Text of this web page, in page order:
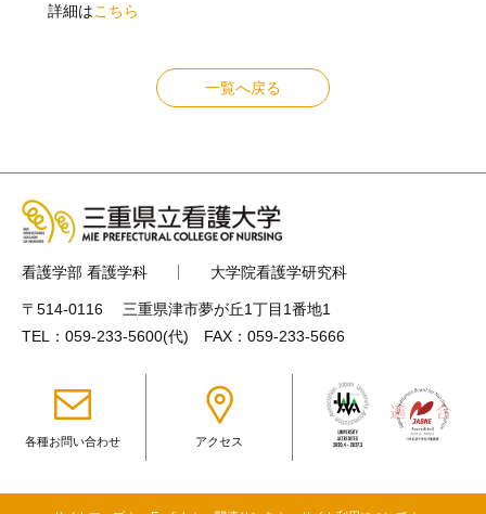
詳細はこちら
一覧へ戻る
看護学部 看護学科 大学院看護学研究科
〒514-0116 三重県津市夢が丘1丁目1番地1
TEL： 059-233-5600(代) FAX：059-233-5666
各種お問い合わせ アクセス